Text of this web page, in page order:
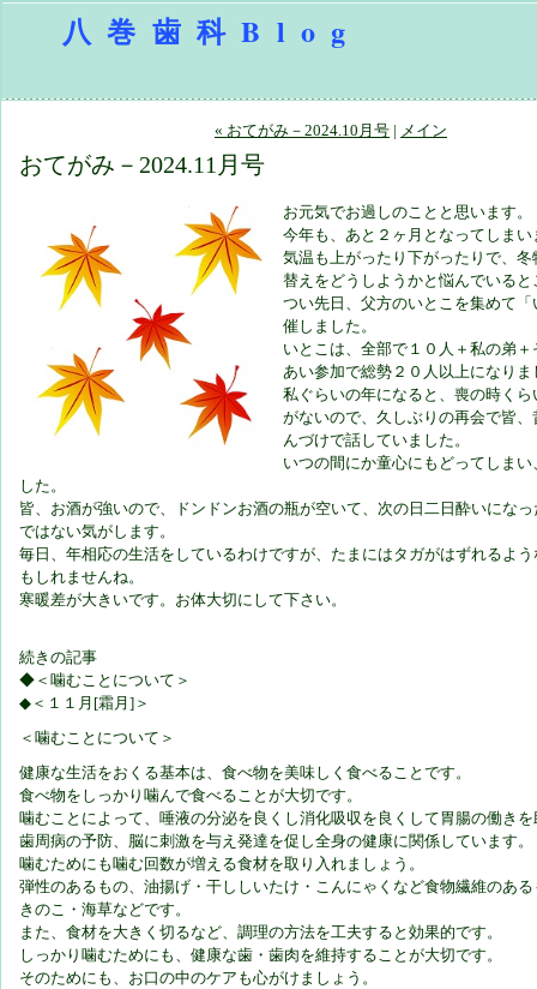
八巻歯科Blog
« おてがみ－2024.10月号 | メイン
おてがみ－2024.11月号
お元気でお過しのことと思います。
今年も、あと２ヶ月となってしまい
気温も上がったり下がったりで、
替えをどうしようかと悩んでいると
つい先日、父方のいとこを集めて
催しました。
いとこは、全部で１０人＋私の弟
あい参加で総勢２０人以上になりま
私ぐらいの年になると、喪の時く
がないので、久しぶりの再会で皆
んづけで話していました。
いつの間にか童心にもどってしま
した。
皆、お酒が強いので、ドンドンお酒の瓶が空いて、次の日二日酔いにな
ではない気がします。
毎日、年相応の生活をしているわけですが、たまにはタガがはずれるよ
もしれませんね。
寒暖差が大きいです。お体大切にして下さい。
続きの記事
◆＜噛むことについて＞
◆＜１１月[霜月]＞
＜噛むことについて＞
健康な生活をおくる基本は、食べ物を美味しく食べることです。
食べ物をしっかり噛んで食べることが大切です。
噛むことによって、唾液の分泌を良くし消化吸収を良くして胃腸の働き
歯周病の予防、脳に刺激を与え発達を促し全身の健康に関係しています。
噛むためにも噛む回数が増える食材を取り入れましょう。
弾性のあるもの、油揚げ・干ししいたけ・こんにゃくなど食物繊維のあ
きのこ・海草などです。
また、食材を大きく切るなど、調理の方法を工夫すると効果的です。
しっかり噛むためにも、健康な歯・歯肉を維持することが大切です。
そのためにも、お口の中のケアも心がけましょう。